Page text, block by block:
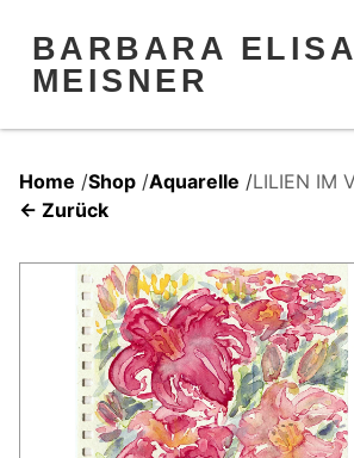
BARBARA
MEISNER
Home /Shop /Aquarelle /LILIEN IM
← Zurück